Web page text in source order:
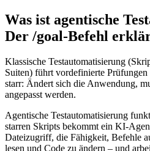
Was ist agentische
Der /goal-Befehl
Klassische Testautomatisierung
Suiten) führt vordefinierte Prüfungen
starr: Ändert sich die Anwendung,
angepasst werden.
Agentische Testautomatisierung
starren Skripts bekommt ein KI-
Dateizugriff, die Fähigkeit, Befehle
lesen und Code zu ändern – und